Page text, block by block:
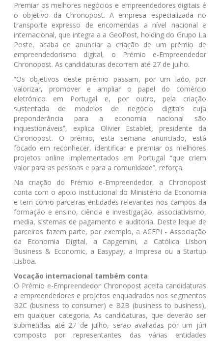
Premiar os melhores negócios e empreendedores digitais é
o objetivo da Chronopost. A empresa especializada no
transporte expresso de encomendas a nível nacional e
internacional, que integra a a GeoPost, holding do Grupo La
Poste, acaba de anunciar a criação de um prémio de
empreendedorismo digital, o Prémio e-Empreendedor
Chronopost. As candidaturas decorrem até 27 de julho.
“Os objetivos deste prémio passam, por um lado, por
valorizar, promover e ampliar o papel do comércio
eletrónico em Portugal e, por outro, pela criação
sustentada de modelos de negócio digitais cuja
preponderância para a economia nacional são
inquestionáveis”, explica Olivier Establet, presidente da
Chronopost. O prémio, esta semana anunciado, está
focado em reconhecer, identificar e premiar os melhores
projetos online implementados em Portugal “que criem
valor para as pessoas e para a comunidade”, reforça.
Na criação do Prémio e-Empreendedor, a Chronopost
conta com o apoio institucional do Ministério da Economia
e tem como parceiras entidades relevantes nos campos da
formação e ensino, ciência e investigação, associativismo,
media, sistemas de pagamento e auditoria. Deste leque de
parceiros fazem parte, por exemplo, a ACEPI - Associação
da Economia Digital, a Capgemini, a Católica Lisbon
Business & Economic, a Easypay, a Impresa ou a Startup
Lisboa.
Vocação internacional também conta
O Prémio e-Empreendedor Chronopost aceita candidaturas
a empreendedores e projetos enquadrados nos segmentos
B2C (business to consumer) e B2B (business to business),
em qualquer categoria. As candidaturas, que deverão ser
submetidas até 27 de julho, serão avaliadas por um júri
composto por representantes das várias entidades